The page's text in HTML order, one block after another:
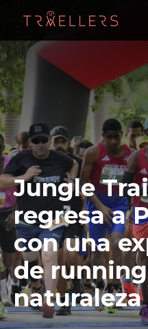
Jungle
regresa a
con una
de